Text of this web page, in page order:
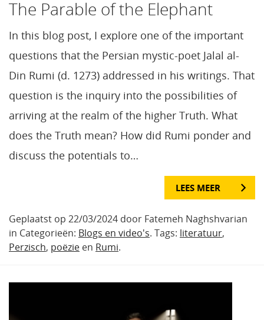
The Parable of the Elephant
In this blog post, I explore one of the important
questions that the Persian mystic-poet Jalal al-
Din Rumi (d. 1273) addressed in his writings. That
question is the inquiry into the possibilities of
arriving at the realm of the higher Truth. What
does the Truth mean? How did Rumi ponder and
discuss the potentials to…
LEES MEER
Geplaatst op 22/03/2024 door Fatemeh Naghshvarian
in Categorieën: Blogs en video's. Tags: literatuur,
Perzisch, poëzie en Rumi.